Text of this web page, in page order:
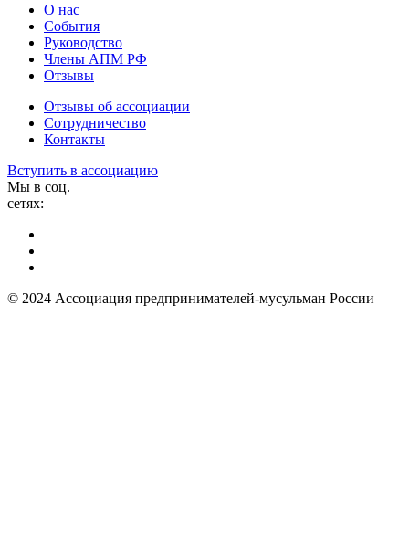
О нас
События
Руководство
Члены АПМ РФ
Отзывы
Отзывы об ассоциации
Сотрудничество
Контакты
Вступить в ассоциацию
Мы в соц.
сетях:
© 2024 Ассоциация предпринимателей-мусульман России